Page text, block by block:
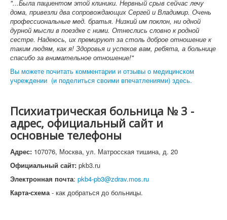
"...Была пациентом этой клиники. Нервный срыв сейчас лечу
дома, привезли два сопровождающих Сергей и Владимир. Очень
профессиональные мед. братья. Низкий им поклон, ни одной
дурной мысли в поездке с ними. Отнеслись словно к родной
сестре. Надеюсь, их премируют за столь доброе отношение к
таким людям, как я! Здоровья и успехов вам, ребята, а больнице
спасибо за внимательное отношение!"
Вы можете почитать комментарии и отзывы о медицинском
учреждении (и поделиться своими впечатлениями) здесь.
Психиатрическая больница № 3 -
адрес, официальный сайт и
основные телефоны
Адрес: 107076, Москва, ул. Матросская тишина, д. 20
Официальный сайт: pkb3.ru
Электронная почта: pkb4-pb3@zdrav.mos.ru
Карта-схема- как добраться до больницы.